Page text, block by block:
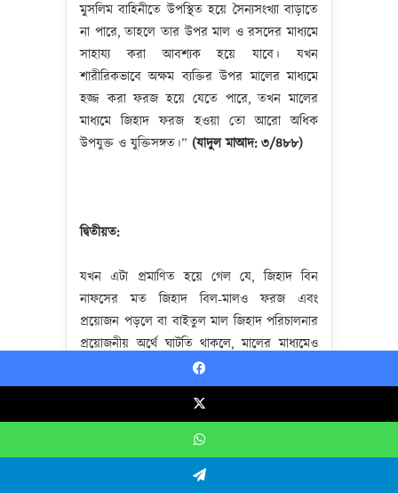
মুসলিম বাহিনীতে উপস্থিত হয়ে সৈন্যসংখ্যা বাড়াতে
না পারে, তাহলে তার উপর মাল ও রসদের মাধ্যমে
সাহায্য করা আবশ্যক হয়ে যাবে। যখন
শারীরিকভাবে অক্ষম ব্যক্তির উপর মালের মাধ্যমে
হজ্জ করা ফরজ হয়ে যেতে পারে, তখন মালের
মাধ্যমে জিহাদ ফরজ হওয়া তো আরো অধিক
উপযুক্ত ও যুক্তিসঙ্গত।” (যাদুল মাআদ:৩/৪৮৮)
দ্বিতীয়ত:
যখন এটা প্রমাণিত হয়ে গেল যে, জিহাদ বিন
নাফসের মত জিহাদ বিল-মালও ফরজ এবং
প্রয়োজন পড়লে বা বাইতুল মাল জিহাদ পরিচালনার
প্রয়োজনীয় অর্থে ঘাটতি থাকলে, মালের মাধ্যমেও
জিহাদ করা ফরজ হয়ে যায়, বিশেষ করে জিহাদ
ফরজে আইন হয়ে যাওয়ার সময়। তাই ধনী ও
সম্পদশালী মুসলমানদের উপর তাদের মাল খরচ
করা আবশ্যক হবে যতক্ষণ না প্রয়োজন পূরণ হয়।
একজন মুসলিমের উপর কী
Facebook
X
WhatsApp